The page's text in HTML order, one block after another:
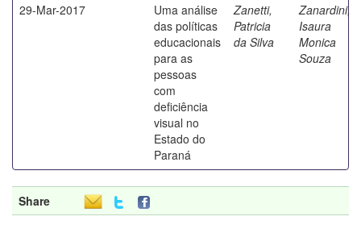
29-Mar-2017
Uma análise
das políticas
educacionais
para as
pessoas
com
deficiência
visual no
Estado do
Paraná
Zanetti,
Patricia
da Silva
Zanardini,
Isaura
Monica
Souza
Share